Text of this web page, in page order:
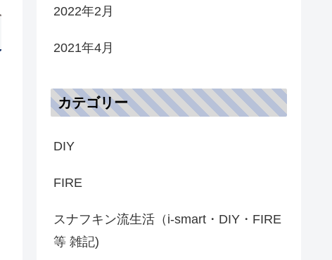
2022年2月
2021年4月
カテゴリー
DIY
FIRE
スナフキン流生活（i-smart・DIY・FIRE
等 雑記)